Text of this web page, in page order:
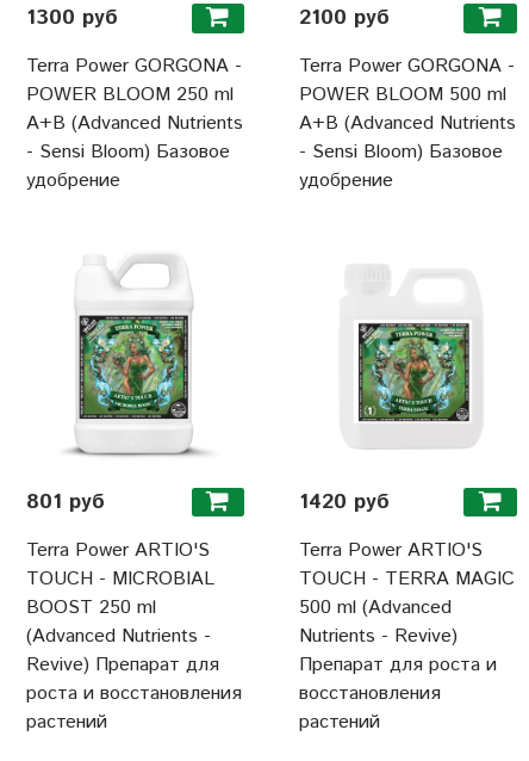
1300 руб
Terra Power GORGONA -
POWER BLOOM 250 ml
A+B (Advanced Nutrients
- Sensi Bloom) Базовое
удобрение
2100 руб
Terra Power GORGONA -
POWER BLOOM 500 ml
A+B (Advanced Nutrients
- Sensi Bloom) Базовое
удобрение
801 руб
Terra Power ARTIO'S
TOUCH - MICROBIAL
BOOST 250 ml
(Advanced Nutrients -
Revive) Препарат для
роста и восстановления
растений
1420 руб
Terra Power ARTIO'S
TOUCH - TERRA MAGIC
500 ml (Advanced
Nutrients - Revive)
Препарат для роста и
восстановления
растений